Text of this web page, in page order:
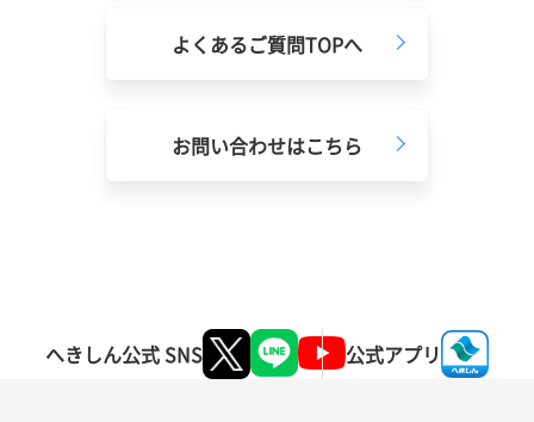
よくあるご質問TOPへ
お問い合わせはこちら
へきしん公式 SNS 公式アプリ